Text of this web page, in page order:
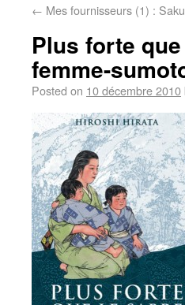
← Mes fournisseurs (1) :
Plus forte
femme-
Posted on 10 décembre 2010